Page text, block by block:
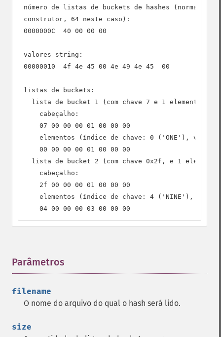
número de listas de buckets de hashes
construtor, 64 neste caso):
0000000C  40 00 00 00
valores string:
00000010  4f 4e 45 00 4e 49 4e 45  00
listas de buckets:
  lista de bucket 1 (com chave 7 e 1 elemento):
    cabeçalho:
    07 00 00 00 01 00 00 00
elementos (índice de chave: 0 ('ONE'), valor
    00 00 00 00 01 00 00 00
lista de bucket 2 (com chave 0x2f, e 1
    cabeçalho:
    2f 00 00 00 01 00 00 00
elementos (índice de chave: 4 ('NINE'), valor
    04 00 00 00 03 00 00 00
Parâmetros
filename
O nome do arquivo do qual o hash será lido.
size